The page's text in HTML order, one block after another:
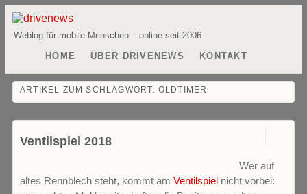
Weblog für mobile Menschen – online seit 2006
HOME
ÜBER DRIVENEWS KONTAKT
ARTIKEL ZUM SCHLAGWORT: OLDTIMER
Ventilspiel 2018
Wer auf
altes Rennblech steht, kommt am Ventilspiel nicht vorbei: